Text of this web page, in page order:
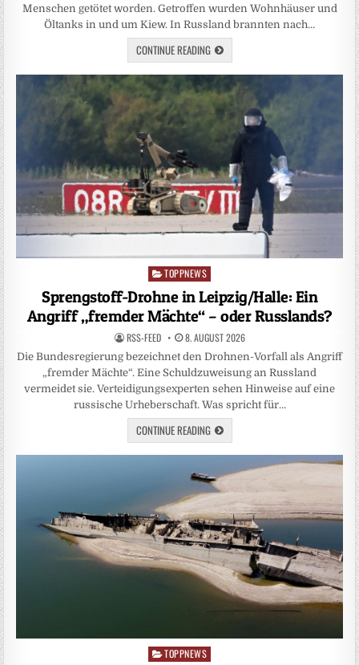
Menschen getötet worden. Getroffen wurden Wohnhäuser und
Öltanks in und um Kiew. In Russland brannten nach…
CONTINUE READING
Posted
in
TOPPNEWS
Sprengstoff-Drohne in Leipzig/Halle: Ein
Angriff „fremder Mächte“ – oder Russlands?
RSS-FEED 8. AUGUST 2026
Die Bundesregierung bezeichnet den Drohnen-Vorfall als Angriff
„fremder Mächte“. Eine Schuldzuweisung an Russland
vermeidet sie. Verteidigungsexperten sehen Hinweise auf eine
russische Urheberschaft. Was spricht für…
CONTINUE READING
Posted
TOPPNEWS